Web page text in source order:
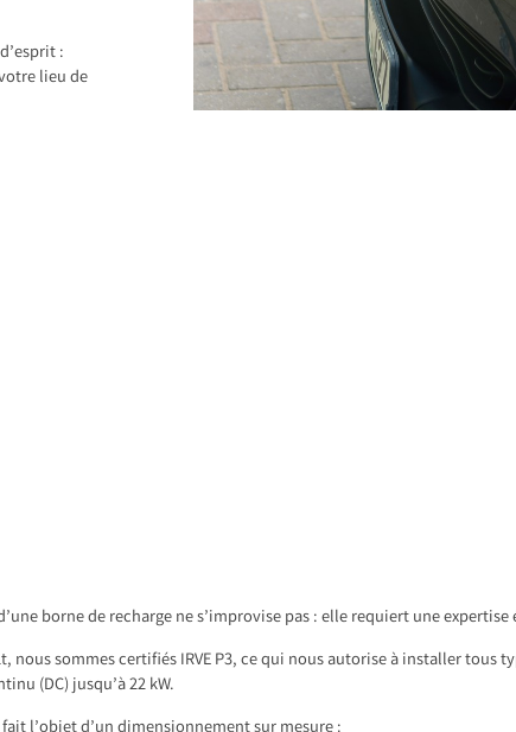
:
lieu de
borne de recharge ne s’improvise pas : elle requiert une
nous sommes certifiés IRVE P3, ce qui nous autorise à installer tous
(DC) jusqu’à 22 kW.